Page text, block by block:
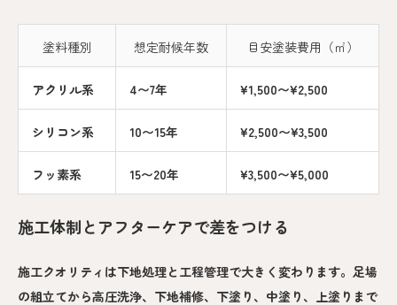
塗料種別 想定耐候年数 目安塗装費用（㎡）
アクリル系 4〜7年 ¥1,500〜¥2,500
シリコン系 10〜15年 ¥2,500〜¥3,500
フッ素系 15〜20年 ¥3,500〜¥5,000
施工体制とアフターケアで差をつける
施工クオリティは下地処理と工程管理で大きく変わります。足場
の組立てから高圧洗浄、下地補修、下塗り、中塗り、上塗りまで